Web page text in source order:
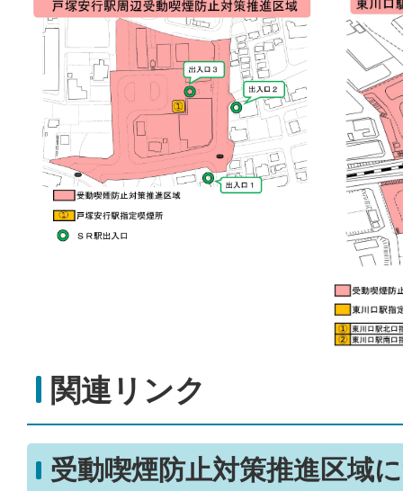
関連リンク
受動喫煙防止対策推進区域